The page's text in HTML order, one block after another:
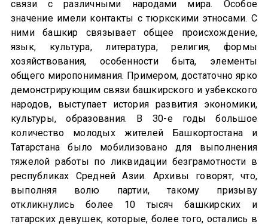
связи с различными народами мира. Особое
значение имели контакты с тюркскими этносами. С
ними башкир связывает общее происхождение,
язык, культура, литература, религия, формы
хозяйствования, особенности быта, элементы
общего миропонимания. Примером, достаточно ярко
демонстрирующим связи башкирского и узбекского
народов, выступает история развития экономики,
культуры, образования. В 30-е годы большое
количество молодых жителей Башкортостана и
Татарстана было мобилизовано для выполнения
тяжелой работы по ликвидации безграмотности в
республиках Средней Азии. Архивы говорят, что,
выполняя волю партии, такому призыву
откликнулись более 10 тысяч башкирских и
татарских девушек, которые, более того, остались в